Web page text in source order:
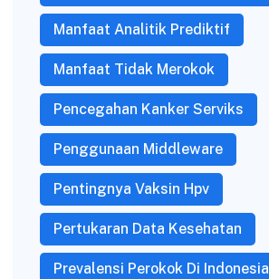
Manfaat Analitik Prediktif
Manfaat Tidak Merokok
Pencegahan Kanker Serviks
Penggunaan Middleware
Pentingnya Vaksin Hpv
Pertukaran Data Kesehatan
Prevalensi Perokok Di Indonesia